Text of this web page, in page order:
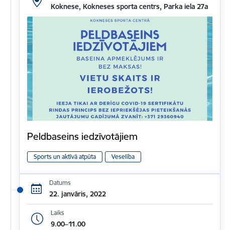
Koknese, Kokneses sporta centrs, Parka iela 27a
Peldbaseins iedzīvotājiem
Sports un aktīvā atpūta Veselība
Datums
22. janvāris, 2022
Laiks
9.00–11.00